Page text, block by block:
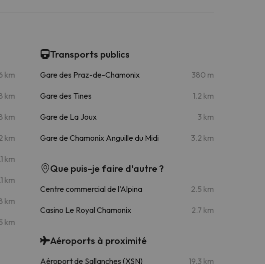
km
km
km
km
km
km
km
km
Transports publics
Gare des Praz-de-Chamonix 380 m
Gare des Tines 1.2 km
Gare de La Joux 3 km
Gare de Chamonix Anguille du Midi 3.2 km
Que puis-je faire d'autre ?
Centre commercial de l’Alpina 2.5 km
Casino Le Royal Chamonix 2.7 km
Aéroports à proximité
Aéroport de Sallanches (XSN) 19.3 km